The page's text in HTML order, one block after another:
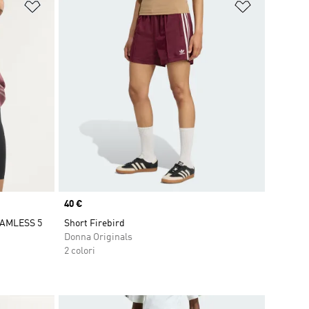
Aggiungi alla lista dei desideri
5
Price
40 €
Short Firebird
Donna Originals
2 colori